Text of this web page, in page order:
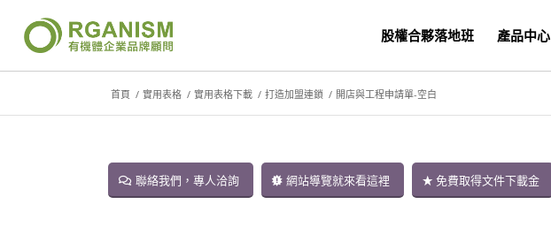
股權合夥落地班 產品中心
首頁 / 實用表格 / 實用表格下載 / 打造加盟連鎖 / 開店與工程申請單-空白
聯絡我們，專人洽詢 網站導覽就來看這裡 免費取得文件下載金